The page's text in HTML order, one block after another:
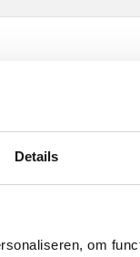
Details
om